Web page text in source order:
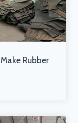
Rubber